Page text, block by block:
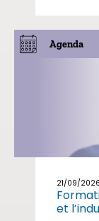
Agenda
21/09/2026
et